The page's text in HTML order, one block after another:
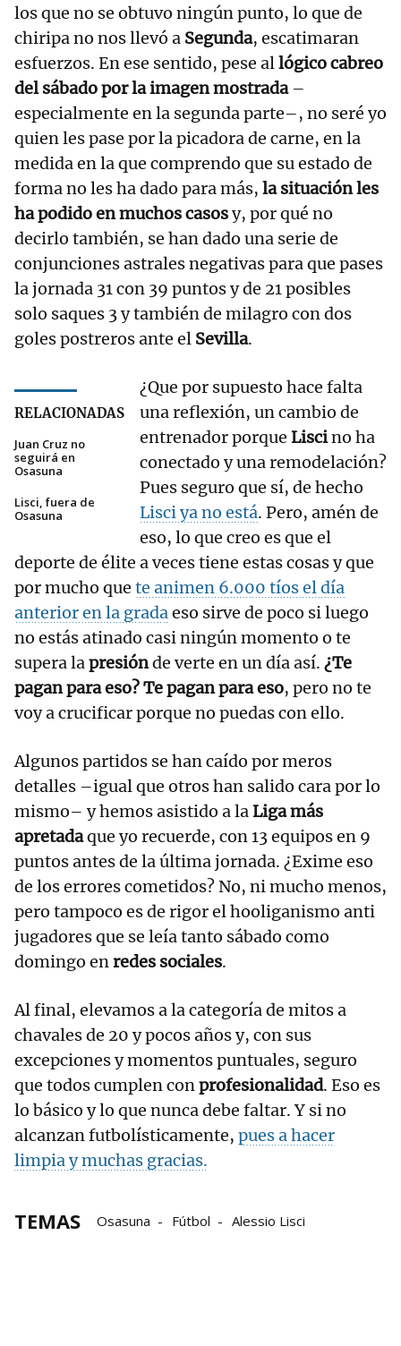
los que no se obtuvo ningún punto, lo que de
chiripa no nos llevó a Segunda, escatimaran
esfuerzos. En ese sentido, pese allógico cabreo
del sábado por la imagen mostrada–
especialmente en la segunda parte–, no seré yo
quien les pase por la picadora de carne, en la
medida en la que comprendo que su estado de
forma no les ha dado para más, la situación les
ha podido en muchos casosy, por qué no
decirlo también, se han dado una serie de
conjunciones astrales negativas para que pases
la jornada 31 con 39 puntos y de 21 posibles
solo saques 3 y también de milagro con dos
goles postreros ante el Sevilla.
RELACIONADAS
Juan Cruz no
seguirá en
Osasuna
Lisci, fuera de
Osasuna
¿Que por supuesto hace falta
una reflexión, un cambio de
entrenador porque Liscino ha
conectado y una remodelación?
Pues seguro que sí, de hecho
Lisci ya no está. Pero, amén de
eso, lo que creo es que el
deporte de élite a veces tiene estas cosas y que
por mucho que te animen 6.000 tíos el día
anterior en la gradaeso sirve de poco si luego
no estás atinado casi ningún momento o te
supera lapresiónde verte en un día así. ¿Te
pagan para eso? Te pagan para eso, pero no te
voy a crucificar porque no puedas con ello.
Algunos partidos se han caído por meros
detalles –igual que otros han salido cara por lo
mismo– y hemos asistido a laLiga más
apretadaque yo recuerde, con 13 equipos en 9
puntos antes de la última jornada. ¿Exime eso
de los errores cometidos? No, ni mucho menos,
pero tampoco es de rigor el hooliganismo anti
jugadores que se leía tanto sábado como
domingo enredes sociales.
Al final, elevamos a la categoría de mitos a
chavales de 20 y pocos años y, con sus
excepciones y momentos puntuales, seguro
que todos cumplen conprofesionalidad. Eso es
lo básico y lo que nunca debe faltar. Y si no
alcanzan futbolísticamente, pues a hacer
limpia y muchas gracias.
TEMAS Osasuna Fútbol Alessio Lisci